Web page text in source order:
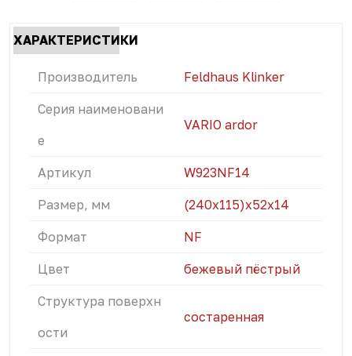
Характеристики
табы
ХАРАКТЕРИСТИКИ
Производитель Feldhaus Klinker
Серия наименовани
е
VARIO ardor
Артикул W923NF14
Размер, мм (240x115)х52х14
Формат NF
Цвет бежевый пёстрый
Структура поверхн
ости
состаренная